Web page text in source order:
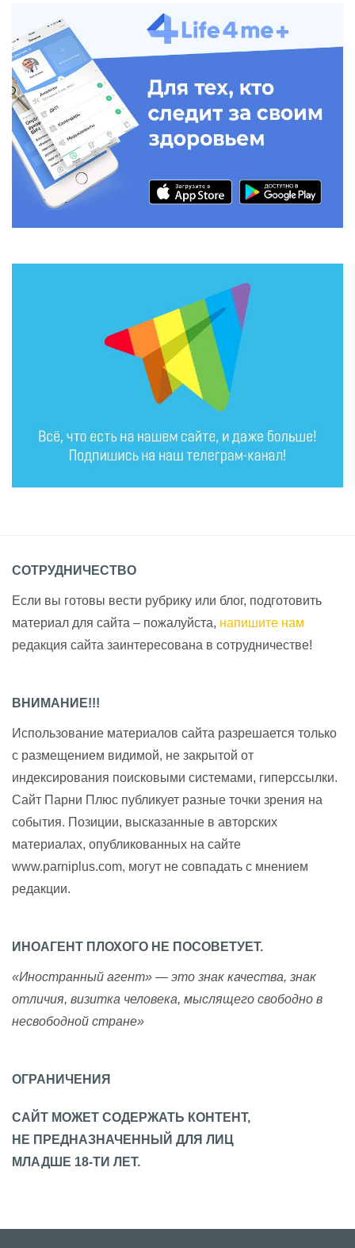
СОТРУДНИЧЕСТВО
Если вы готовы вести рубрику или блог, подготовить
материал для сайта – пожалуйста, напишите нам
редакция сайта заинтересована в сотрудничестве!
ВНИМАНИЕ!!!
Использование материалов сайта разрешается только
с размещением видимой, не закрытой от
индексирования поисковыми системами, гиперссылки.
Сайт Парни Плюс публикует разные точки зрения на
события. Позиции, высказанные в авторских
материалах, опубликованных на сайте
www.parniplus.com, могут не совпадать с мнением
редакции.
ИНОАГЕНТ ПЛОХОГО НЕ ПОСОВЕТУЕТ.
«Иностранный агент» — это знак качества, знак
отличия, визитка человека, мыслящего свободно в
несвободной стране»
ОГРАНИЧЕНИЯ
САЙТ МОЖЕТ СОДЕРЖАТЬ КОНТЕНТ,
НЕ ПРЕДНАЗНАЧЕННЫЙ ДЛЯ ЛИЦ
МЛАДШЕ 18-ТИ ЛЕТ.